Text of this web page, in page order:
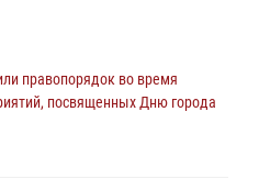
(видео)
уникального передвижного
правопорядок во время
посвященных Дню города